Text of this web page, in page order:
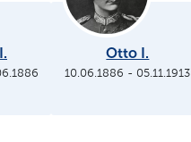
Otto I.
10.06.1886 - 05.11.1913